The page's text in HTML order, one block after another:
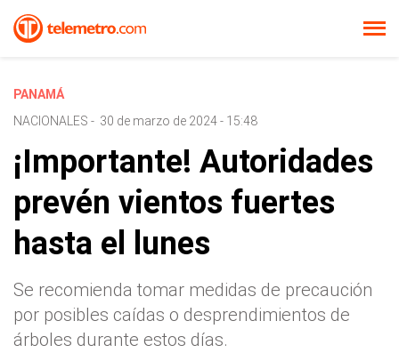
PANAMÁ
NACIONALES - 30 de marzo de 2024 - 15:48
¡Importante! Autoridades
prevén vientos fuertes
hasta el lunes
Se recomienda tomar medidas de precaución
por posibles caídas o desprendimientos de
árboles durante estos días.